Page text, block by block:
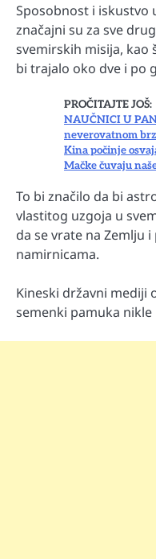
Sposobnost i iskustvo
značajni su za sve
svemirskih misija, kao
bi trajalo oko dve i po
PROČITAJTE JOŠ:
NAUČNICI U
neverovatnom
Kina počinje
Mačke čuvaju
To bi značilo da bi
vlastitog uzgoja u
da se vrate na Zemlju
namirnicama.
Kineski državni mediji
semenki pamuka nikle